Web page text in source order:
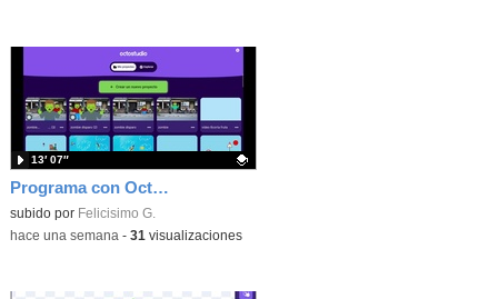
Programa con OctoStudio, un juego de disparos contra Zombies con un cargador basado en el House of the dead
Contenido educativo.
subido por Felicisimo G.
13′ 07″
-hace una semana - 31 visualizaciones